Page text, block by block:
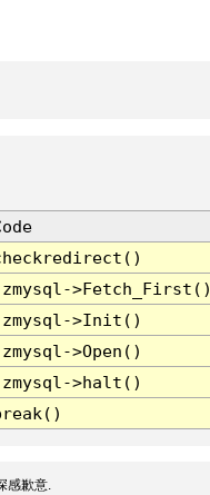
>Init()
>Open()
>halt()
感歉意.